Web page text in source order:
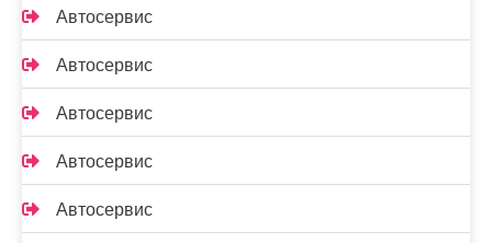
Автосервис
Автосервис
Автосервис
Автосервис
Автосервис